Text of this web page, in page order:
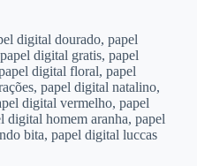
digital dourado, papel
digital gratis, papel
digital floral, papel
papel digital natalino,
digital vermelho, papel
digital homem aranha, papel
bita, papel digital luccas